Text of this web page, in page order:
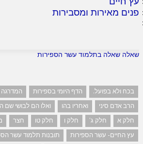
פנים מאירות ומסבירות
שאלה שאלה בתלמוד עשר הספירות
בכח ולא בפועל. הדף היומי בספירות המדרגה
הרב אדם סיני
ואחריו בהו ואלו הם לבושי שם
חלק א
חלק ג' חלק ו חלק טו חצר
עץ החיים- עשר הספירות
תובנות תלמוד עשר